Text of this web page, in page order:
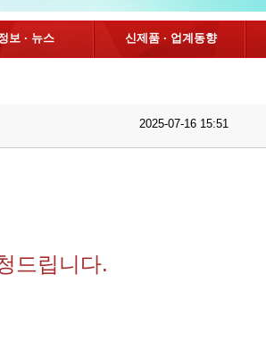
보 · 뉴스 신제품 · 업계동향
2025-07-16 15:51
드립니다.